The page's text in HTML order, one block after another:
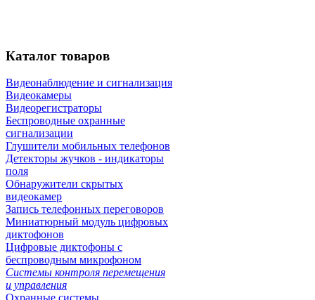
Каталог товаров
Видеонаблюдение и сигнализация
Видеокамеры
Видеорегистраторы
Беспроводные охранные
сигнализации
Глушители мобильных телефонов
Детекторы жучков - индикаторы
поля
Обнаружители скрытых
видеокамер
Запись телефонных переговоров
Миниатюрный модуль цифровых
диктофонов
Цифровые диктофоны с
беспроводным микрофоном
Системы контроля перемещения
и управления